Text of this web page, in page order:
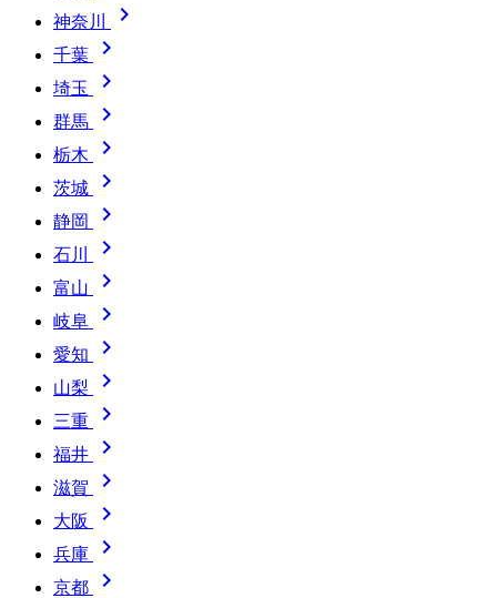
神奈川 
千葉 
埼玉 
群馬 
栃木 
茨城 
静岡 
石川 
富山 
岐阜 
愛知 
山梨 
三重 
福井 
滋賀 
大阪 
兵庫 
京都 